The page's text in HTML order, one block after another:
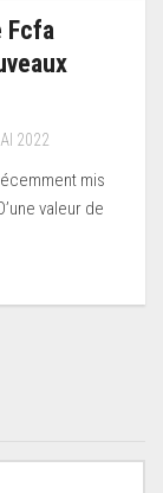
Fcfa
2022
mis
valeur de